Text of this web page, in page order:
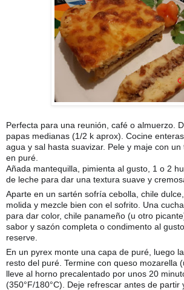
Perfecta para una reunión, café o almuerzo.
papas medianas (1/2 k aprox). Cocine
agua y sal hasta suavizar. Pele y maje con
en puré.
Añada mantequilla, pimienta al gusto, 1 o 2
de leche para dar una textura suave y
Aparte en un sartén sofría cebolla, chile
molida y mezcle bien con el sofrito. Una
para dar color, chile panameño (u otro
sabor y sazón completa o condimento al
reserve.
En un pyrex monte una capa de puré, luego
resto del puré. Termine con queso mozarella
lleve al horno precalentado por unos 20
(350°F/180°C). Deje refrescar antes de partir